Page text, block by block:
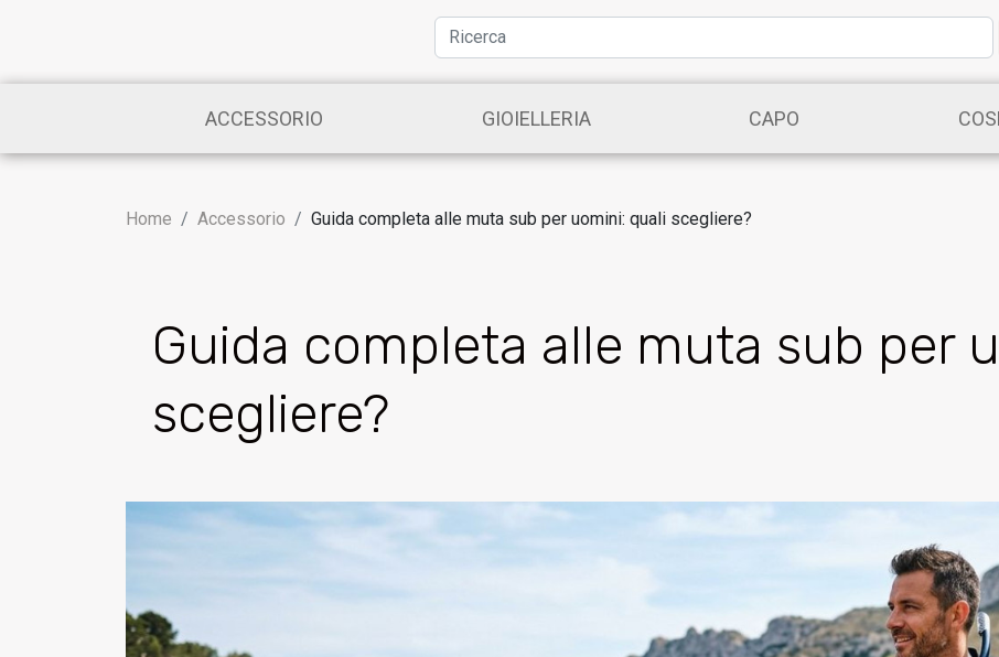
ACCESSORIO GIOIELLERIA CAPO
Home Accessorio Guida completa alle muta sub per uomini: quali scegliere?
Guida completa alle muta sub per
scegliere?